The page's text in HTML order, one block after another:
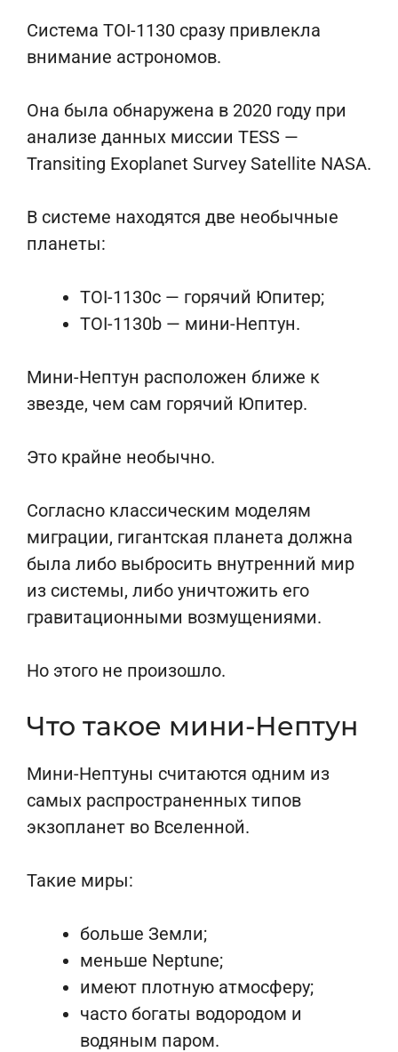
Система TOI-1130 сразу привлекла
внимание астрономов.
Она была обнаружена в 2020 году при
анализе данных миссии TESS —
Transiting Exoplanet Survey Satellite NASA.
В системе находятся две необычные
планеты:
TOI-1130c — горячий Юпитер;
TOI-1130b — мини-Нептун.
Мини-Нептун расположен ближе к
звезде, чем сам горячий Юпитер.
Это крайне необычно.
Согласно классическим моделям
миграции, гигантская планета должна
была либо выбросить внутренний мир
из системы, либо уничтожить его
гравитационными возмущениями.
Но этого не произошло.
Что такое мини-Нептун
Мини-Нептуны считаются одним из
самых распространенных типов
экзопланет во Вселенной.
Такие миры:
больше Земли;
меньше Neptune;
имеют плотную атмосферу;
часто богаты водородом и
водяным паром.